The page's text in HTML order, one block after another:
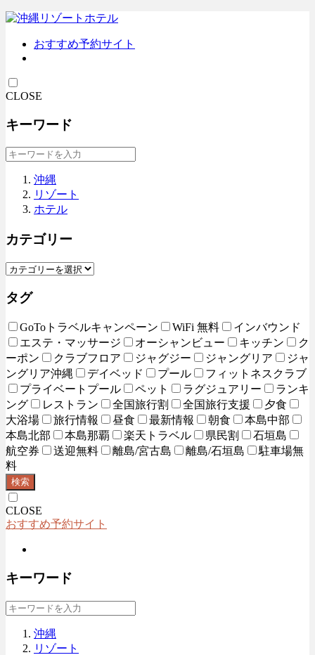
おすすめ予約サイト
CLOSE
キーワード
沖縄
リゾート
ホテル
カテゴリー
タグ
GoToトラベルキャンペーン WiFi 無料
インバウンド
エステ・マッサージ
オーシャンビュー キッチン
ク
ーポン
クラブフロア ジャグジー ジャングリア
ジャ
ングリア沖縄
デイベッド プール
フィットネスクラブ
プライベートプール
ペット ラグジュアリー
ランキ
ング
レストラン 全国旅行割 全国旅行支援
夕食
大浴場
旅行情報 昼食 最新情報 朝食
本島中部
本島北部
本島那覇 楽天トラベル 県民割
石垣島
航空券
送迎無料 離島/宮古島 離島/石垣島
駐車場無
料
検索
CLOSE
おすすめ予約サイト
キーワード
沖縄
リゾート